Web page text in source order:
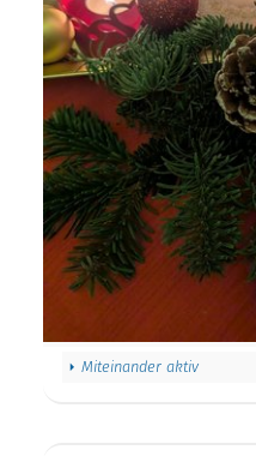
Miteinander aktiv